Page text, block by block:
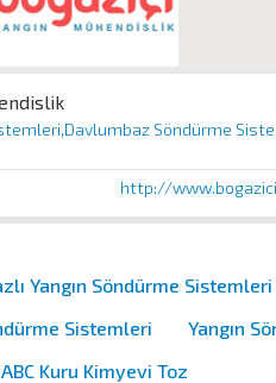
Söndürme
http://
Yangın Söndürme Sistemleri
Sistemleri
Yangın
ABC Kuru Kimyevi Toz